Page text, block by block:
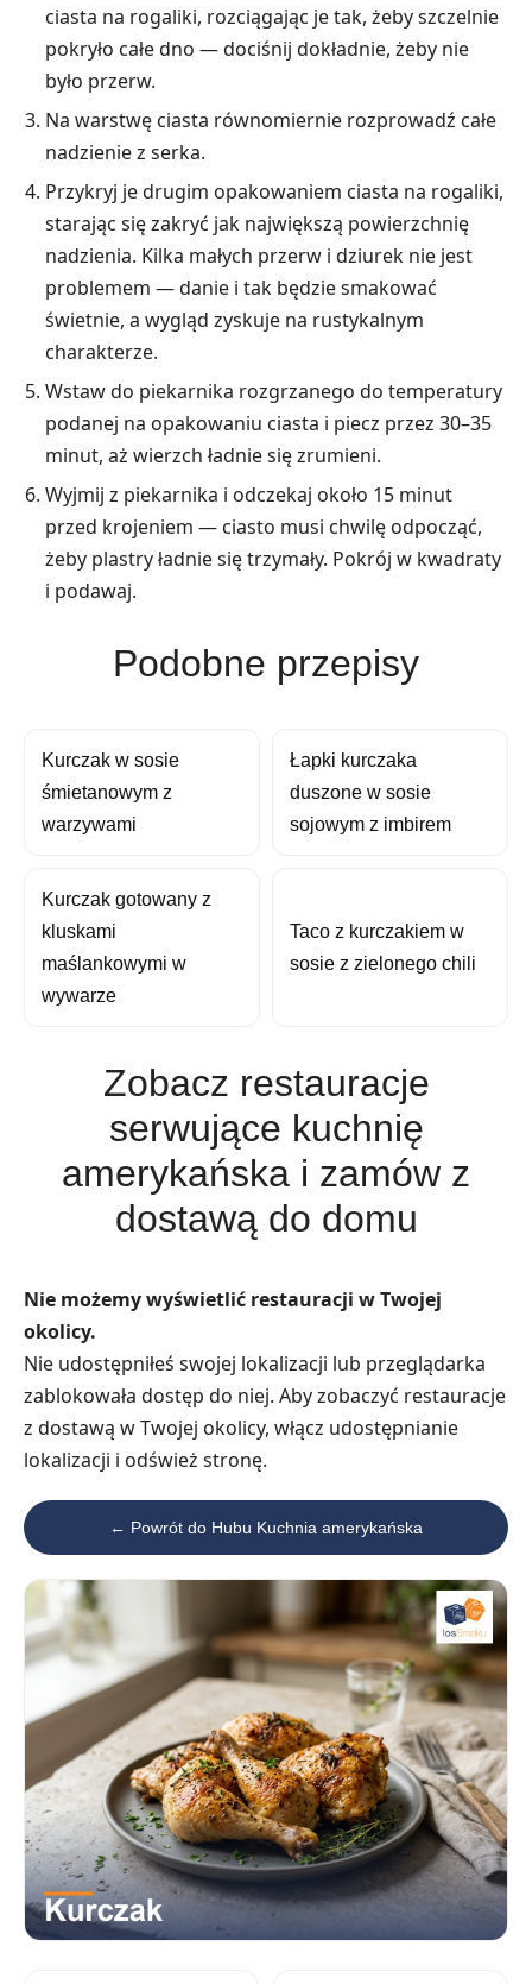
ciasta na rogaliki, rozciągając je tak, żeby szczelnie
pokryło całe dno — dociśnij dokładnie, żeby nie
było przerw.
Na warstwę ciasta równomiernie rozprowadź całe
nadzienie z serka.
Przykryj je drugim opakowaniem ciasta na rogaliki,
starając się zakryć jak największą powierzchnię
nadzienia. Kilka małych przerw i dziurek nie jest
problemem — danie i tak będzie smakować
świetnie, a wygląd zyskuje na rustykalnym
charakterze.
Wstaw do piekarnika rozgrzanego do temperatury
podanej na opakowaniu ciasta i piecz przez 30–35
minut, aż wierzch ładnie się zrumieni.
Wyjmij z piekarnika i odczekaj około 15 minut
przed krojeniem — ciasto musi chwilę odpocząć,
żeby plastry ładnie się trzymały. Pokrój w kwadraty
i podawaj.
Podobne przepisy
Kurczak w sosie
śmietanowym z
warzywami
Łapki kurczaka
duszone w sosie
sojowym z imbirem
Kurczak gotowany z
kluskami
maślankowymi w
wywarze
Taco z kurczakiem w
sosie z zielonego chili
Zobacz restauracje
serwujące kuchnię
amerykańska i zamów z
dostawą do domu
Nie możemy wyświetlić restauracji w Twojej
okolicy.
Nie udostępniłeś swojej lokalizacji lub przeglądarka
zablokowała dostęp do niej. Aby zobaczyć restauracje
z dostawą w Twojej okolicy, włącz udostępnianie
lokalizacji i odśwież stronę.
← Powrót do Hubu Kuchnia amerykańska